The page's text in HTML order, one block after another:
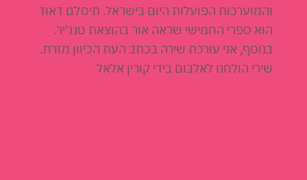
והמוערכות הפועלות היום בישראל. תיסלם דאוד
הוא ספרי החמישי שראה אור בהוצאת טנג'יר.
בנוסף, אני עורכת שירה בכתב העת הכיוון מזרח.
שירי הולחנו לאלבום בידי קורין אלאל